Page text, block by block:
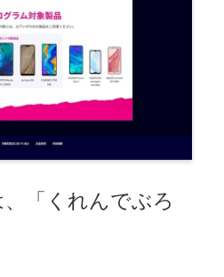
「くれんでぶろ